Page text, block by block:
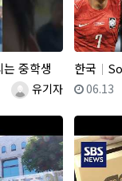
중학생
등록자유기자
한국
등록일
06.13